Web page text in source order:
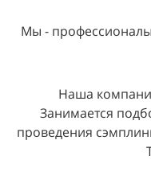
Мы -
Наша
Занимается
проведения